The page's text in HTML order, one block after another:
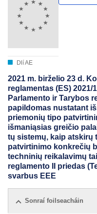
Dlí AE
2021 m. birželio 23 d.
reglamentas (ES)
Parlamento ir Tarybos
papildomas nustatant
priemonių tipo
išmaniąsias greičio
tų sistemų, kaip atskirų
patvirtinimo konkrečių
techninių reikalavimų
reglamento II priedas
svarbus EEE
Sonraí foilseacháin